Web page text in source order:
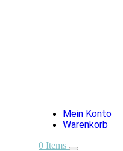
Mein Konto
Warenkorb
0 Items